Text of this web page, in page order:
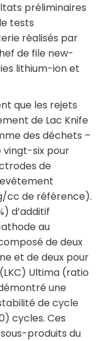
préliminaires
tests
réalisés par
de file new-
lithium-ion et
que les rejets
de Lac Knife
des déchets –
vingt-six pour
de
cc de référence).
d’additif
au
de deux
et de deux pour
Ultima (ratio
une
de cycle
cycles. Ces
produits du